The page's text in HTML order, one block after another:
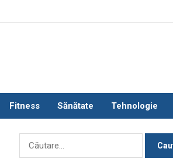
Fitness Sănătate Tehnologie
Caută